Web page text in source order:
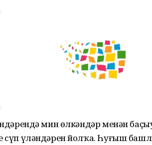
мин өлкәндәр менән
сүп үләндәрен йолҡа. Һуғыш